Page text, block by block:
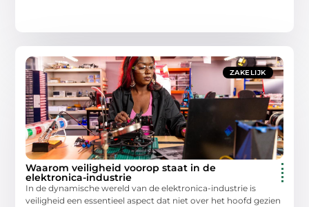
ZAKELIJK
Waarom veiligheid voorop staat in de
elektronica-industrie
In de dynamische wereld van de elektronica-industrie is
veiligheid een essentieel aspect dat niet over het hoofd gezien